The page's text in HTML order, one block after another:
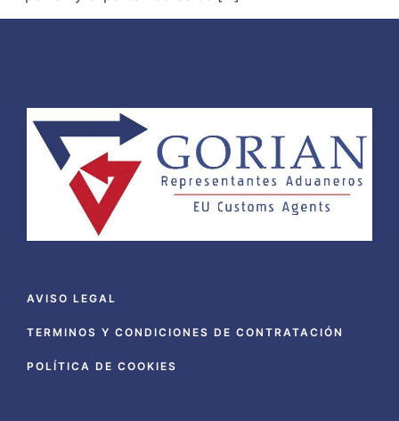
AVISO LEGAL
TERMINOS Y CONDICIONES DE CONTRATACIÓN
POLÍTICA DE COOKIES